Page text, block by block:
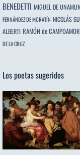
BENEDETTI MIGUEL DE
FERNÁNDEZ DE MORATÍN NICOLÁS
ALBERTI RAMÓN de CAMPOAMOR
DE LA CRUZ
Los poetas sugeridos